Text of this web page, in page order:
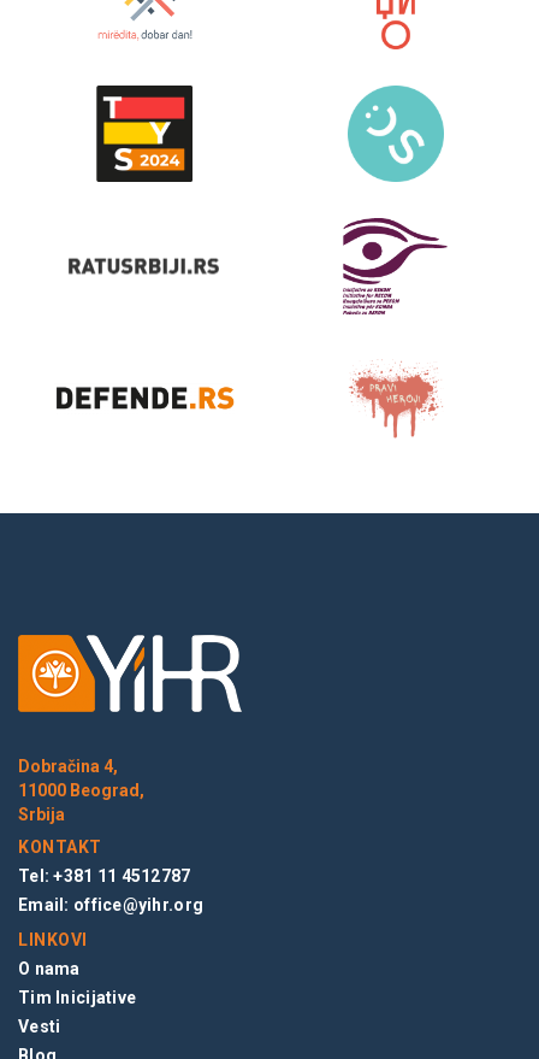
Dobračina 4,
11000 Beograd,
Srbija
KONTAKT
Tel: +381 11 4512787
Email: office@yihr.org
LINKOVI
O nama
Tim Inicijative
Vesti